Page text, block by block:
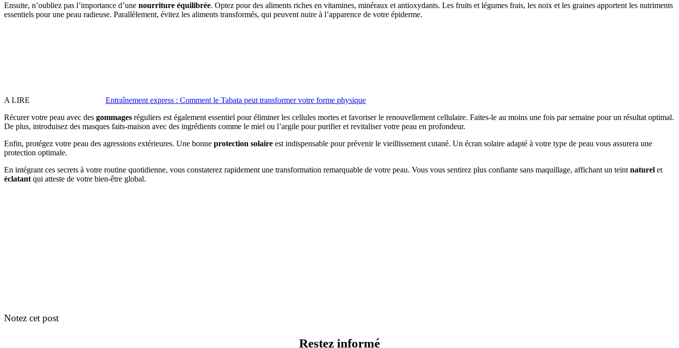
Ensuite, n’oubliez pas l’importance d’une nourriture équilibrée. Optez pour des aliments riches en vitamines, minéraux et antioxydants. Les fruits et légumes frais, les noix et les graines apportent les nutriments
essentiels pour une peau radieuse. Parallèlement, évitez les aliments transformés, qui peuvent nuire à l’apparence de votre épiderme.
A LIRE
Entraînement express : Comment le Tabata peut transformer votre forme physique
Récurer votre peau avec des gommages réguliers est également essentiel pour éliminer les cellules mortes et favoriser le renouvellement cellulaire. Faites-le au moins une fois par semaine pour un résultat optimal.
De plus, introduisez des masques faits-maison avec des ingrédients comme le miel ou l’argile pour purifier et revitaliser votre peau en profondeur.
Enfin, protégez votre peau des agressions extérieures. Une bonne protection solaire est indispensable pour prévenir le vieillissement cutané. Un écran solaire adapté à votre type de peau vous assurera une
protection optimale.
En intégrant ces secrets à votre routine quotidienne, vous constaterez rapidement une transformation remarquable de votre peau. Vous vous sentirez plus confiante sans maquillage, affichant un teint naturel et
éclatant qui atteste de votre bien-être global.
Notez cet post
Restez informé